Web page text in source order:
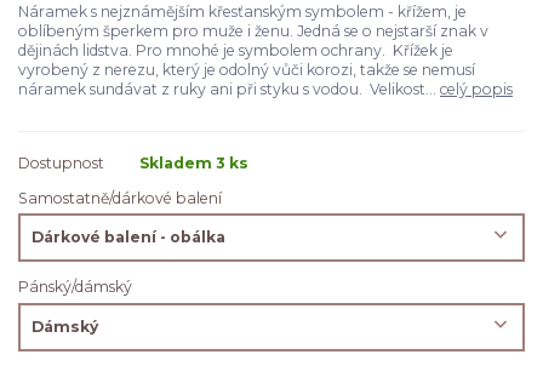
Náramek s nejznámějším křesťanským symbolem - křížem, je
oblíbeným šperkem pro muže i ženu. Jedná se o nejstarší znak v
dějinách lidstva. Pro mnohé je symbolem ochrany. Křížek je
vyrobený z nerezu, který je odolný vůči korozi, takže se nemusí
náramek sundávat z ruky ani při styku s vodou. Velikost... celý popis
Dostupnost
Skladem 3 ks
Samostatně/dárkové balení
Pánský/dámský